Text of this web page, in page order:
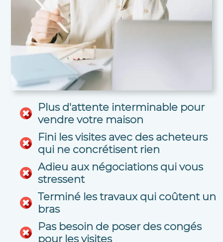
Plus d'attente interminable pour
vendre votre maison
Fini les visites avec des acheteurs
qui ne concrétisent rien
Adieu aux négociations qui vous
stressent
Terminé les travaux qui coûtent un
bras
Pas besoin de poser des congés
pour les visites